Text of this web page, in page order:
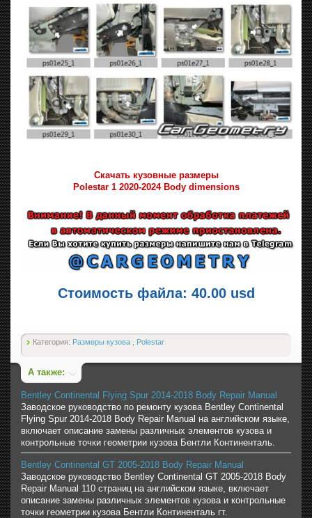
Скачать кузовные размеры
Polestar 1 2020-2024 Body dimensions
Стоимость файла: 40.00 usd
Категория: Размеры кузова Polestar
А также:
Bentley Continental Flying Spur 2014-2018 Body Repair Manual
Заводское руководство по ремонту кузова Bentley Continental
Flying Spur 2014-2018 Body Repair Manual на английском языке,
включает описание замены различных элементов кузова и
контрольные точки геометрии кузова Бентли Континенталь.
Bentley Continental GT 2005-2018 Body Repair Manual
Заводское руководство Bentley Continental GT 2005-2018 Body
Repair Manual 110 страниц на английском языке, включает
описание замены различных элементов кузова и контрольные
точки геометрии кузова Бентли Континенталь гт.